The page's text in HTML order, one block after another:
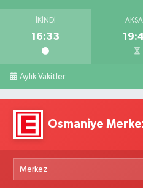
İKINDI
16:33
Aylık Vakitler
Osmaniye